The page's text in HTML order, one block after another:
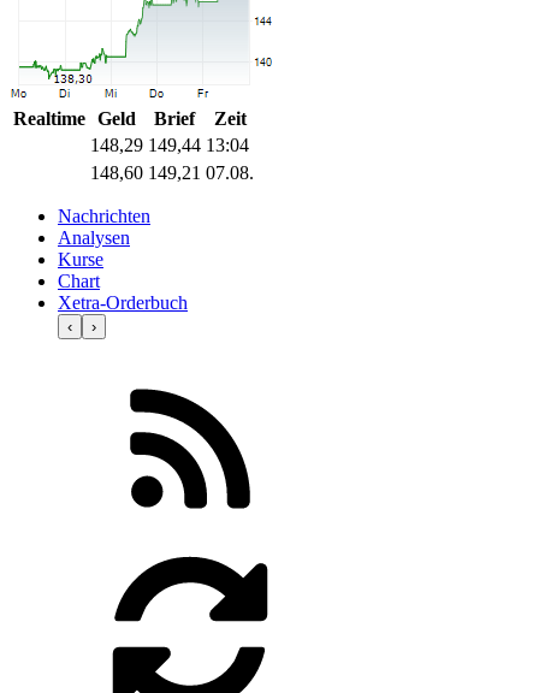
Realtime Geld Brief
Zeit
148,29 149,44 13:04
148,60 149,21 07.08.
Nachrichten
Analysen
Kurse
Chart
Xetra-Orderbuch
‹ ›